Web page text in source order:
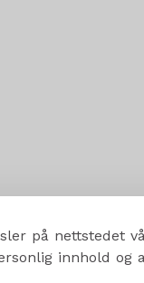
på nettstedet
innhold og